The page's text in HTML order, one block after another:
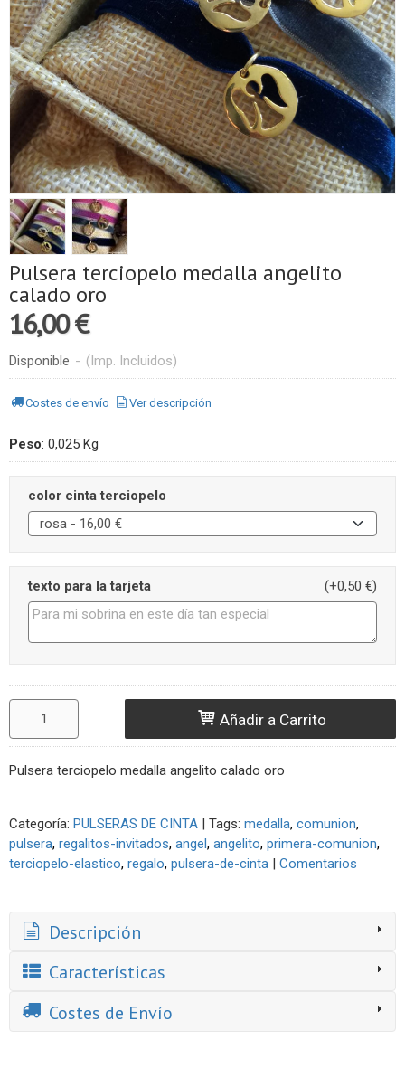
Pulsera terciopelo medalla angelito
calado oro
16,00 €
Disponible - (Imp. Incluidos)
Costes de envío Ver descripción
Peso: 0,025 Kg
color cinta terciopelo
texto para la tarjeta (+0,50 €)
Añadir a Carrito
Pulsera terciopelo medalla angelito calado oro
Categoría: PULSERAS DE CINTA | Tags: medalla comunion
pulsera regalitos-invitados angel angelito primera-comunion
terciopelo-elastico regalo pulsera-de-cinta | Comentarios
Descripción
Características
Costes de Envío